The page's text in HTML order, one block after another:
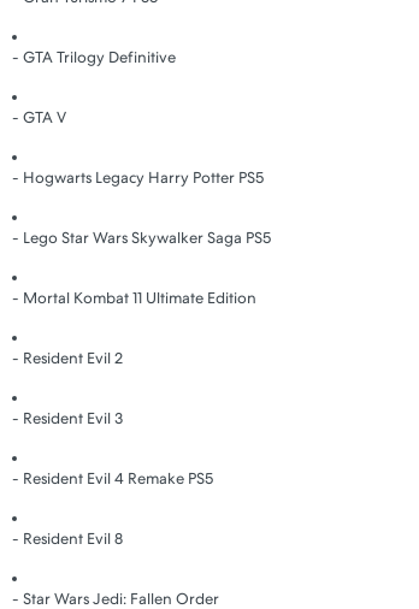
- GTA Trilogy Definitive
- GTA V
- Hogwarts Legacy Harry Potter PS5
- Lego Star Wars Skywalker Saga PS5
- Mortal Kombat 11 Ultimate Edition
- Resident Evil 2
- Resident Evil 3
- Resident Evil 4 Remake PS5
- Resident Evil 8
- Star Wars Jedi: Fallen Order